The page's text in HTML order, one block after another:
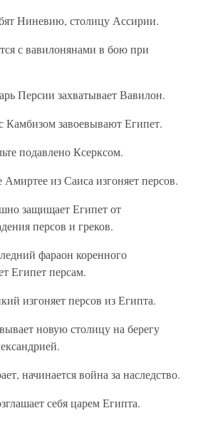
Ниневию, столицу Ассирии.
с вавилонянами в бою при
Персии захватывает Вавилон.
Камбизом завоевывают Египет.
подавлено Ксерксом.
из Саиса изгоняет персов.
защищает Египет от
персов и греков.
фараон коренного
Египет персам.
изгоняет персов из Египта.
новую столицу на берегу
начинается война за наследство.
себя царем Египта.